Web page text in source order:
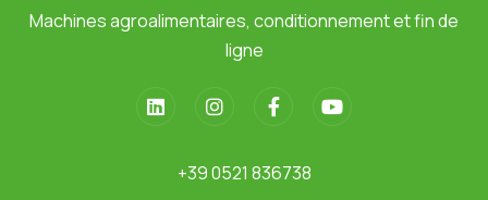
Machines agroalimentaires, conditionnement et fin de
ligne
+39 0521 836738